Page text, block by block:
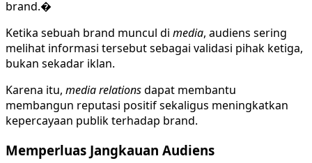
brand.�
Ketika sebuah brand muncul di media, audiens sering
melihat informasi tersebut sebagai validasi pihak ketiga,
bukan sekadar iklan.
Karena itu, media relationsdapat membantu
membangun reputasi positif sekaligus meningkatkan
kepercayaan publik terhadap brand.
Memperluas Jangkauan Audiens